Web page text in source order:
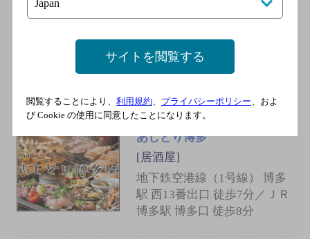
ＪＲ鹿児島本線 博多駅／Ｊ
Ｒ篠栗線 博多駅／ＪＲ福北
ゆたか線 博多駅／福岡市営
地下鉄空港線 博多駅／ＪＲ
あしどり博多
[居酒屋]
地下鉄空港線（1号線） 博多
駅 西13番出口 徒歩7分／ＪＲ
博多駅 博多口 徒歩8分
サイトを閲覧する
閲覧することにより、 利用規約 プライバシーポリシー 、およ
び Cookie の使用に同意したことになります。